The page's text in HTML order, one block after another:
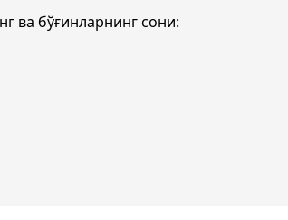
ва бўғинларнинг сони: